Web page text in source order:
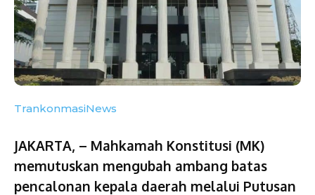
TrankonmasiNews
JAKARTA, – Mahkamah Konstitusi (MK)
memutuskan mengubah ambang batas
pencalonan kepala daerah melalui Putusan